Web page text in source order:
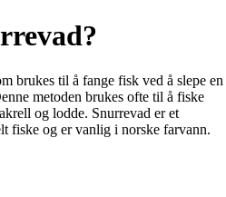
brukes til å fange fisk ved å slepe en
metoden brukes ofte til å fiske
og lodde. Snurrevad er et
fiske og er vanlig i norske farvann.